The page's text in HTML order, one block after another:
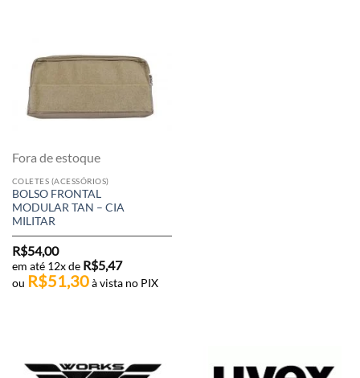
Fora de estoque
COLETES (ACESSÓRIOS)
BOLSO FRONTAL
MODULAR TAN – CIA
MILITAR
R$54,00
em até 12x de R$5,47
ou R$51,30 à vista no PIX